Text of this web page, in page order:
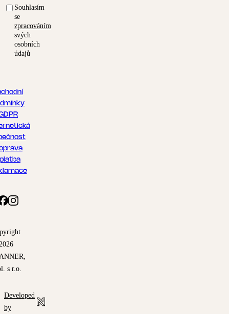
Souhlasím
se
zpracováním
svých
osobních
údajů
s r.o.
Developed
by